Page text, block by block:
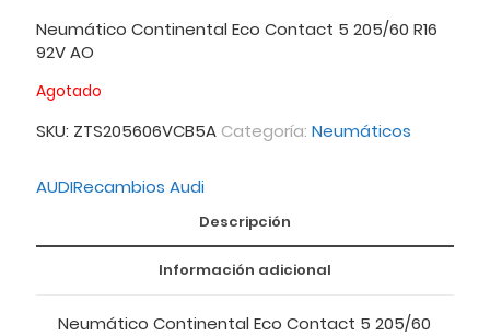
Neumático Continental Eco Contact 5 205/60 R16
92V AO
Agotado
SKU: ZTS205606VCB5A Categoría: Neumáticos
AUDIRecambios Audi
Descripción
Información adicional
Neumático Continental Eco Contact 5 205/60